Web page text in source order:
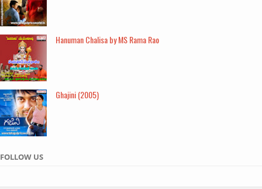
Hanuman Chalisa by MS Rama Rao
Ghajini (2005)
FOLLOW US